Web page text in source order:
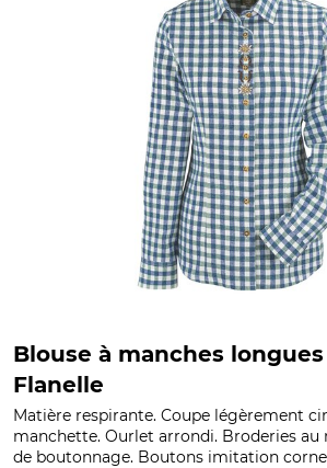
Blouse à manches
Flanelle
Matière respirante. Coupe légèrement
manchette. Ourlet arrondi. Broderies au
de boutonnage. Boutons imitation